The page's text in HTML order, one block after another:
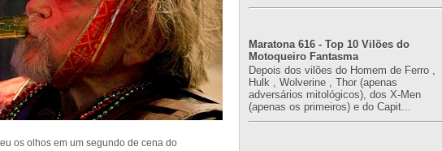
os olhos em um segundo de cena do
Maratona 616 - Top 10 Vilões do
Motoqueiro Fantasma
Depois dos vilões do Homem de Ferro ,
Hulk , Wolverine , Thor (apenas
adversários mitológicos), dos X-Men
(apenas os primeiros) e do Capit...